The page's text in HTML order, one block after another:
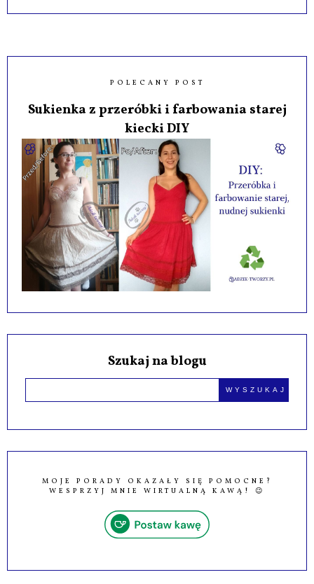
POLECANY POST
Sukienka z przeróbki i farbowania starej
kiecki DIY
Szukaj na blogu
MOJE PORADY OKAZAŁY SIĘ POMOCNE?
WESPRZYJ MNIE WIRTUALNĄ KAWĄ! 😉